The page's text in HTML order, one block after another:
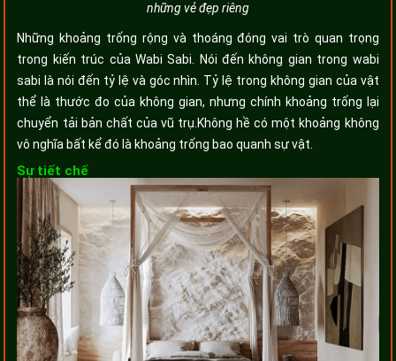
những vẻ đẹp riêng
Những khoảng trống rộng và thoáng đóng vai trò quan trọng
trong kiến trúc của Wabi Sabi. Nói đến không gian trong wabi
sabi là nói đến tỷ lệ và góc nhìn. Tỷ lệ trong không gian của vật
thể là thước đo của không gian, nhưng chính khoảng trống lại
chuyển tải bản chất của vũ trụ.Không hề có một khoảng không
vô nghĩa bất kể đó là khoảng trống bao quanh sự vật.
Sự tiết chế